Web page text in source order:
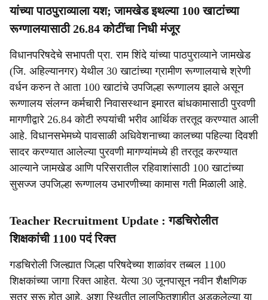
यांच्या पाठपुराव्याला यश; जामखेड इथल्या 100 खाटांच्या
रूग्णालयासाठी 26.84 कोटींचा निधी मंजूर
विधानपरिषदेचे सभापती प्रा. राम शिंदे यांच्या पाठपुराव्याने जामखेड
(जि. अहिल्यानगर) येथील 30 खाटांच्या ग्रामीण रूग्णालयाचे श्रेणी
वर्धन करुन ते आता 100 खाटांचे उपजिल्हा रूग्णालय झाले असून
रूग्णालय संलग्न कर्मचारी निवासस्थान इमारत बांधकामासाठी पुरवणी
मागणीद्वारे 26.84 कोटी रुपयांची भरीव आर्थिक तरतूद करण्यात आली
आहे. विधानसभेमध्ये पावसाळी अधिवेशनाच्या कालच्या पहिल्या दिवशी
सादर करण्यात आलेल्या पुरवणी मागण्यांमध्ये ही तरतूद करण्यात
आल्याने जामखेड आणि परिसरातील रहिवाशांसाठी 100 खाटांच्या
सुसज्ज उपजिल्हा रूग्णालय उभारणीच्या कामास गती मिळाली आहे.
Teacher Recruitment Update : गडचिरोलीत
शिक्षकांची 1100 पदं रिक्त
गडचिरोली जिल्ह्यात जिल्हा परिषदेच्या शाळांवर तब्बल 1100
शिक्षकांच्या जागा रिक्त आहेत. येत्या 30 जूनपासून नवीन शैक्षणिक
सत्र सुरू होत आहे. अशा स्थितीत लालफितशाहीत अडकलेल्या या